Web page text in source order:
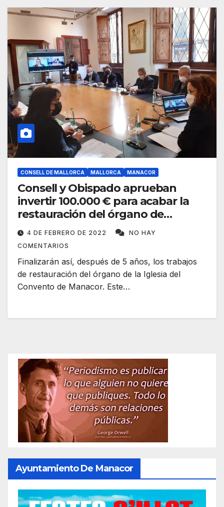
CONSELL DE MALLORCA MALLORCA MANACOR
Consell y Obispado aprueban
invertir 100.000 € para acabar la
restauración del órgano de
Manacor
4 DE FEBRERO DE 2022
NO HAY
COMENTARIOS
Finalizarán así, después de 5 años, los trabajos
de restauración del órgano de la Iglesia del
Convento de Manacor. Este…
Ayuntamiento De Manacor